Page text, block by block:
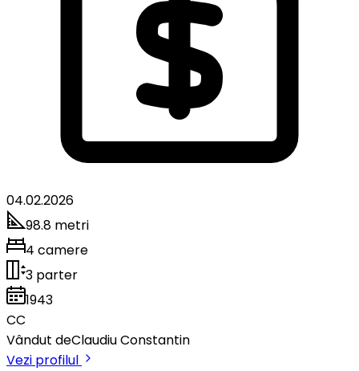
04.02.2026
98.8 metri
4 camere
3 parter
1943
CC
Vândut deClaudiu Constantin
Vezi profilul